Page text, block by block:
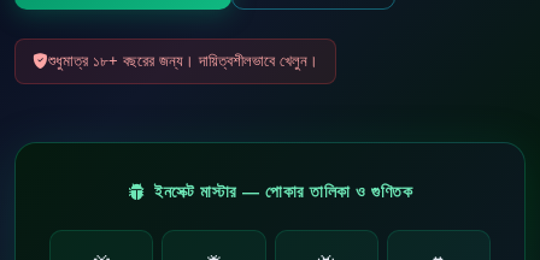
শুধুমাত্র ১৮+ বছরের জন্য। দায়িত্বশীলভাবে খেলুন।
ইনসেক্ট মাস্টার — পোকার তালিকা ও গুণিতক